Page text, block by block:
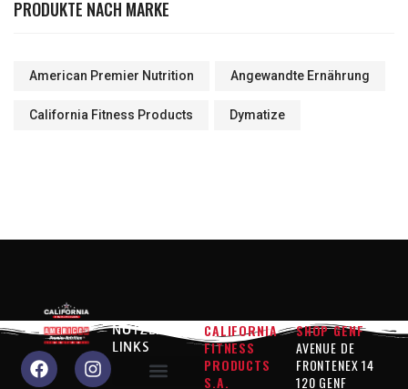
PRODUKTE NACH MARKE
American Premier Nutrition Angewandte Ernährung
California Fitness Products Dymatize
NÜTZLICHE
LINKS
CALIFORNIA
FITNESS
PRODUCTS
S.A.
SHOP GENF
AVENUE DE
FRONTENEX 14
120 GENF